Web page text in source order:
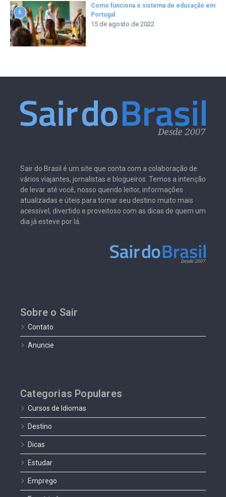
6
Como funciona o sistema de educação em
Portugal
15 de agosto de 2022
Sair do Brasil é um site que conta com a colaboração de
vários viajantes, jornalistas e blogueiros. Temos a intenção
de levar até você, nosso querido leitor, informações
atualizadas e úteis para tornar seu destino muito mais
acessível, divertido e proveitoso com as dicas de quem um
dia já esteve por lá.
Sobre o Sair
Contato
Anuncie
Categorias Populares
Cursos de Idiomas
Destino
Dicas
Estudar
Emprego